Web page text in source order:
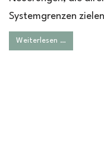
Systemgrenzen
Weiterlesen …